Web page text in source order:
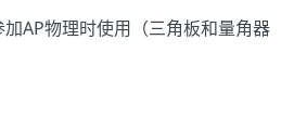
AP物理时使用（三角板和量角器